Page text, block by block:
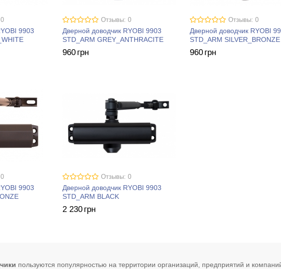
9903
Отзывы: 0
Дверной доводчик RYOBI 9903
STD_ARM GREY_ANTHRACITE
960 грн
Отзывы: 0
Дверной доводчик RYOBI
STD_ARM SILVER_BRONZE
960 грн
9903
Отзывы: 0
Дверной доводчик RYOBI 9903
STD_ARM BLACK
2 230 грн
пользуются популярностью на территории организаций, предприятий и